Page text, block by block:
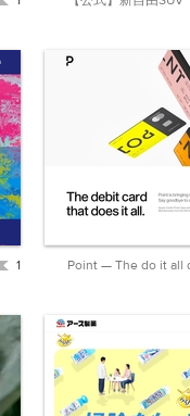
1 Point — The do it all